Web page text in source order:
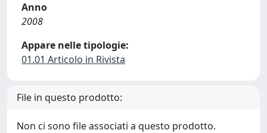
Anno
2008
Appare nelle tipologie:
01.01 Articolo in Rivista
File in questo prodotto:
Non ci sono file associati a questo prodotto.